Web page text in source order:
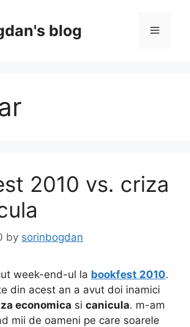
blog Menu
2010 vs. criza
by sorinbogdan
week-end-ul la bookfest 2010.
din acest an a avut doi inamici
economica si canicula. m-am
mii de oameni pe care soarele